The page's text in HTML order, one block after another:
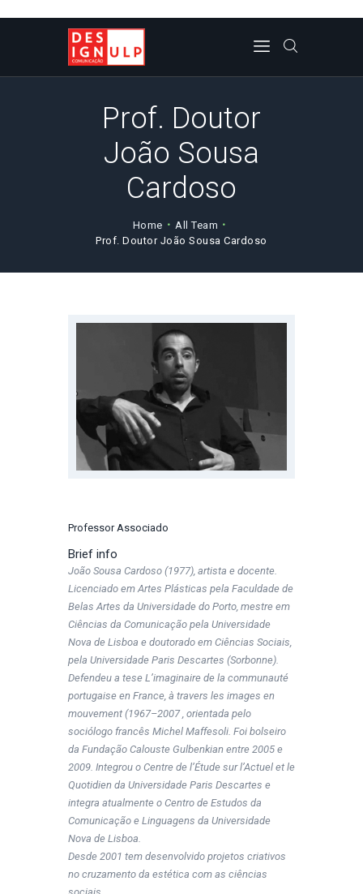
Prof. Doutor
João Sousa
Cardoso
Home
All Team
Prof. Doutor João Sousa Cardoso
CORPO DOCENTE
JETOS
REVISTA DL
CONTACTOS
Professor Associado
Brief info
João Sousa Cardoso (1977), artista e docente.
Licenciado em Artes Plásticas pela Faculdade de
Belas Artes da Universidade do Porto, mestre em
Ciências da Comunicação pela Universidade
Nova de Lisboa e doutorado em Ciências Sociais,
pela Universidade Paris Descartes (Sorbonne).
Defendeu a tese L’imaginaire de la communauté
portugaise en France, à travers les images en
mouvement (1967–2007 , orientada pelo
sociólogo francês Michel Maffesoli. Foi bolseiro
da Fundação Calouste Gulbenkian entre 2005 e
2009. Integrou o Centre de l’Étude sur l’Actuel et le
Quotidien da Universidade Paris Descartes e
integra atualmente o Centro de Estudos da
Comunicação e Linguagens da Universidade
Nova de Lisboa.
Desde 2001 tem desenvolvido projetos criativos
no cruzamento da estética com as ciências